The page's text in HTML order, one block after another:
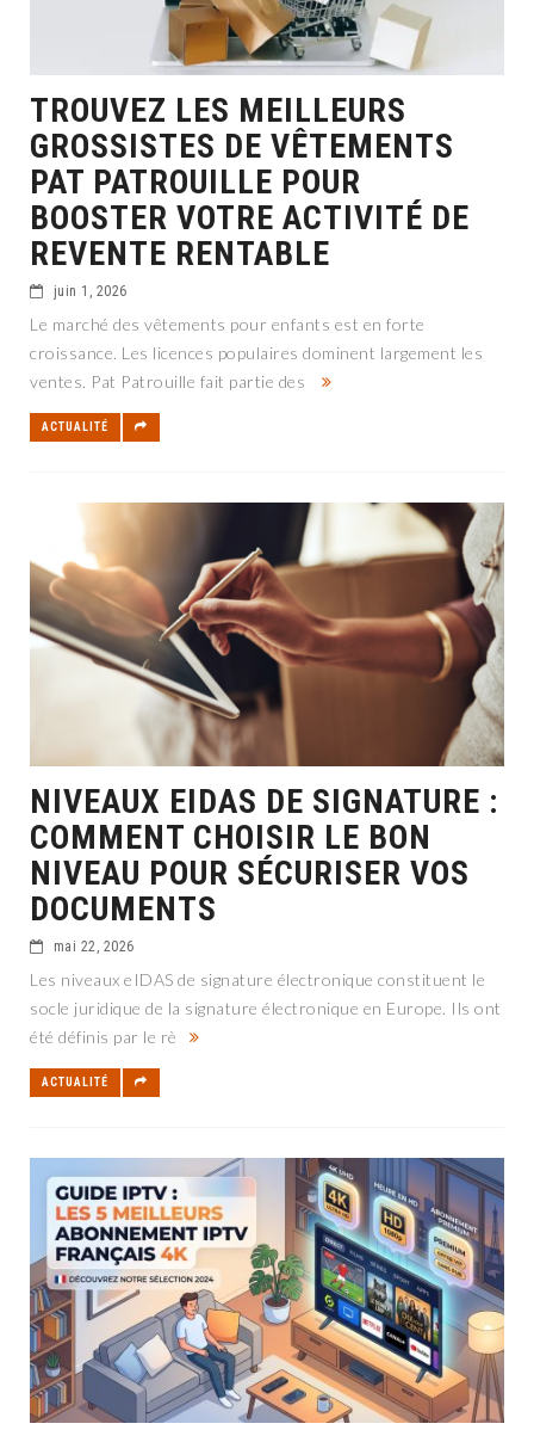
TROUVEZ LES MEILLEURS
GROSSISTES DE VÊTEMENTS
PAT PATROUILLE POUR
BOOSTER VOTRE ACTIVITÉ DE
REVENTE RENTABLE
juin 1, 2026
Le marché des vêtements pour enfants est en forte
croissance. Les licences populaires dominent largement les
ventes. Pat Patrouille fait partie des
ACTUALITÉ
NIVEAUX EIDAS DE SIGNATURE :
COMMENT CHOISIR LE BON
NIVEAU POUR SÉCURISER VOS
DOCUMENTS
mai 22, 2026
Les niveaux eIDAS de signature électronique constituent le
socle juridique de la signature électronique en Europe. Ils ont
été définis par le rè
ACTUALITÉ